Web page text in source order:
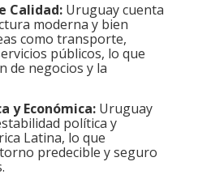
Calidad:Uruguay cuenta
moderna y bien
como transporte,
públicos, lo que
de negocios y la
y Económica:Uruguay
política y
Latina, lo que
predecible y seguro